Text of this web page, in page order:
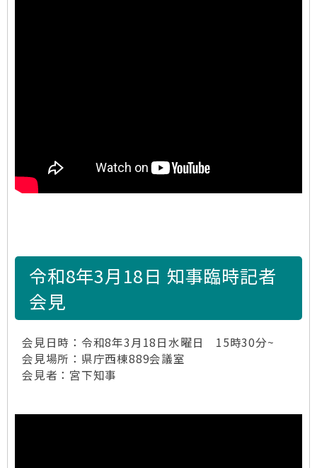
令和8年3月18日 知事臨時記者
会見
会見日時：令和8年3月18日水曜日 15時30分~
会見場所：県庁西棟889会議室
会見者：宮下知事